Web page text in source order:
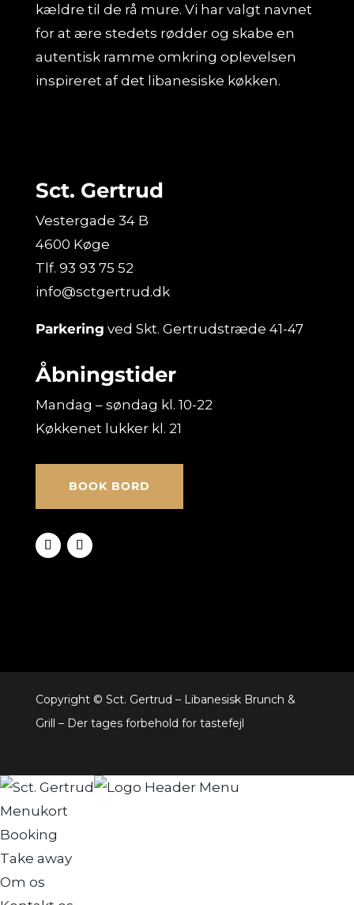
kældre til de rå mure. Vi har valgt navnet
for at ære stedets rødder og skabe en
autentisk ramme omkring oplevelsen
inspireret af det libanesiske køkken.
Sct. Gertrud
Vestergade 34 B
4600 Køge
Tlf. 93 93 75 52
info@sctgertrud.dk
Parkering ved Skt. Gertrudstræde 41-47
Åbningstider
Mandag – søndag kl. 10-22
Køkkenet lukker kl. 21
BOOK BORD
Copyright © Sct. Gertrud – Libanesisk Brunch &
Grill – Der tages forbehold for tastefejl
Menukort
Booking
Take away
Om os